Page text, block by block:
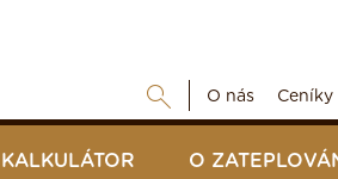
O nás Ceníky
KALKULÁTOR O